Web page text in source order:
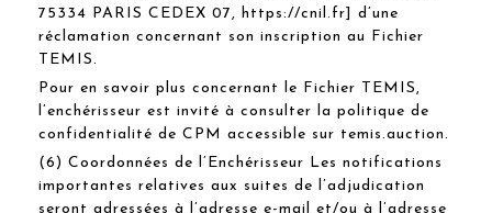
75334 PARIS CEDEX 07, https://cnil.fr] d’une
réclamation concernant son inscription au Fichier
TEMIS.
Pour en savoir plus concernant le Fichier TEMIS,
l’enchérisseur est invité à consulter la politique de
confidentialité de CPM accessible sur temis.auction.
(6) Coordonnées de l’Enchérisseur Les notifications
importantes relatives aux suites de l’adjudication
seront adressées à l’adresse e-mail et/ou à l’adresse